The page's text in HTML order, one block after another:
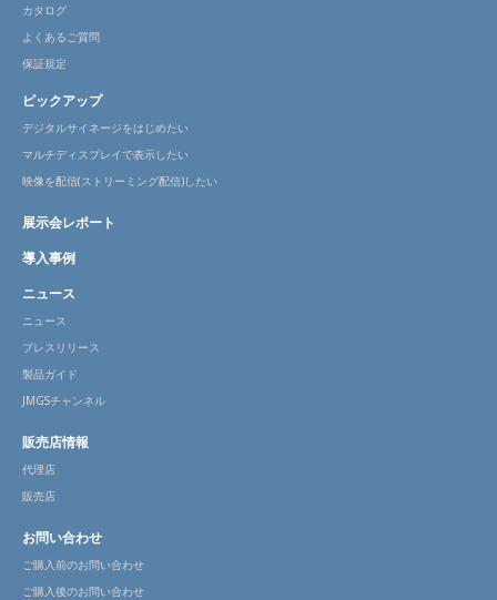
カタログ
よくあるご質問
保証規定
ピックアップ
デジタルサイネージをはじめたい
マルチディスプレイで表示したい
映像を配信(ストリーミング配信)したい
展示会レポート
導入事例
ニュース
ニュース
プレスリリース
製品ガイド
JMGSチャンネル
販売店情報
代理店
販売店
お問い合わせ
ご購入前のお問い合わせ
ご購入後のお問い合わせ